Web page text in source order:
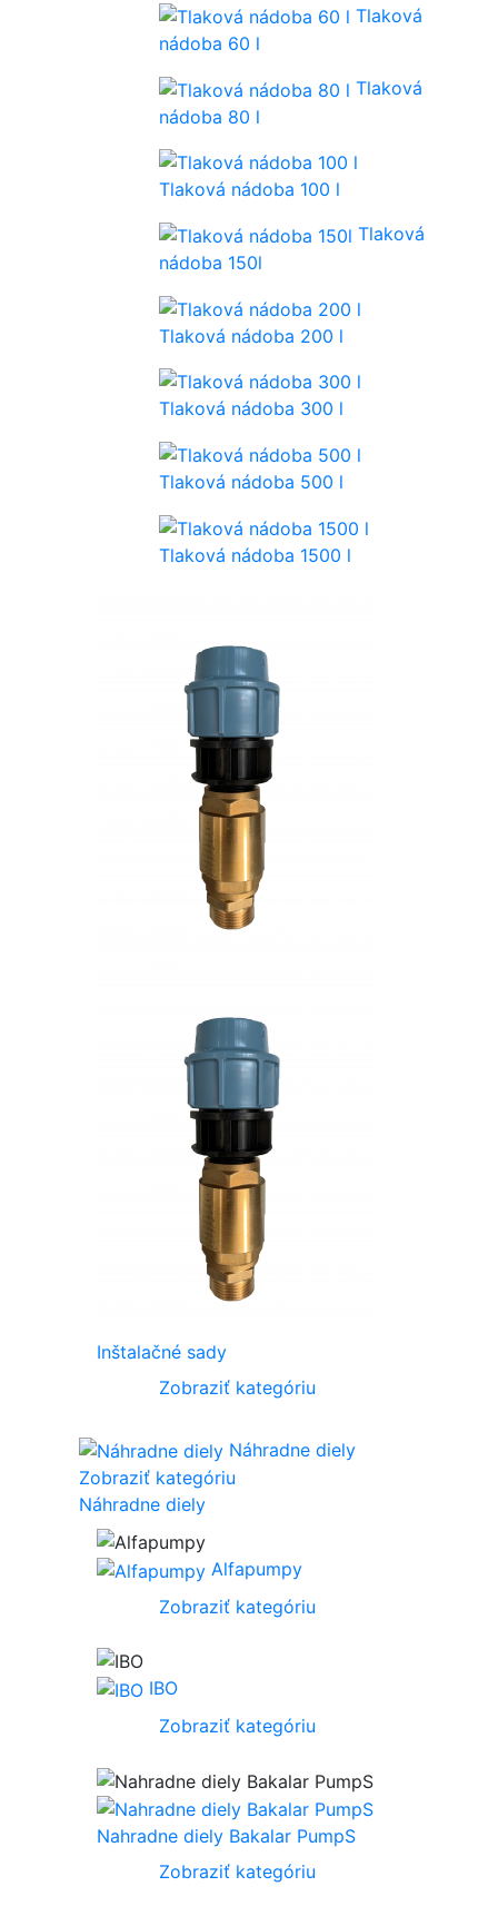
Tlaková
nádoba 60 l
Tlaková
nádoba 80 l
Tlaková nádoba 100 l
Tlaková
nádoba 150l
Tlaková nádoba 200 l
Tlaková nádoba 300 l
Tlaková nádoba 500 l
Tlaková nádoba 1500 l
Inštalačné sady
Zobraziť kategóriu
Náhradne diely
Zobraziť kategóriu
Náhradne diely
Alfapumpy
Zobraziť kategóriu
IBO
Zobraziť kategóriu
Nahradne diely Bakalar PumpS
Zobraziť kategóriu